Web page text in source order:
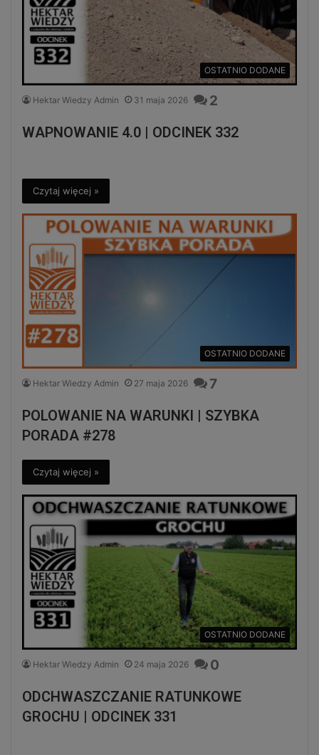
OSTATNIO DODANE
Hektar Wiedzy Admin 31 maja 2026 2
WAPNOWANIE 4.0 | ODCINEK 332
Czytaj więcej »
OSTATNIO DODANE
Hektar Wiedzy Admin 27 maja 2026 7
POLOWANIE NA WARUNKI | SZYBKA
PORADA #278
Czytaj więcej »
OSTATNIO DODANE
Hektar Wiedzy Admin 24 maja 2026 0
ODCHWASZCZANIE RATUNKOWE
GROCHU | ODCINEK 331